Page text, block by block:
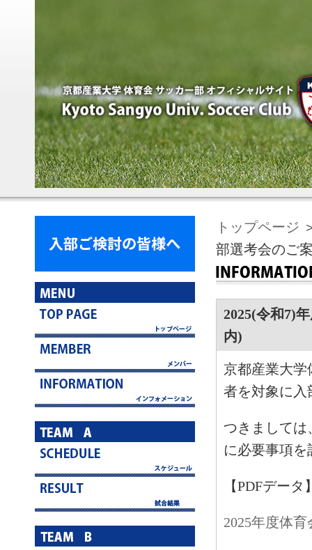
トップページ
部選考会のご
2025(令和7)
内)
京都産業大学
者を対象に入
つきましては
に必要事項
【PDFデータ
2025年度体